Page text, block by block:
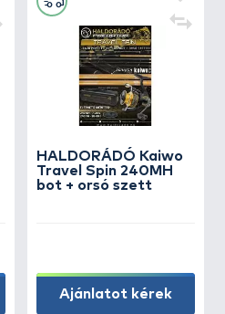
HALDORÁDÓ Kaiwo
Travel Spin 240MH
bot + orsó szett
Ajánlatot kérek